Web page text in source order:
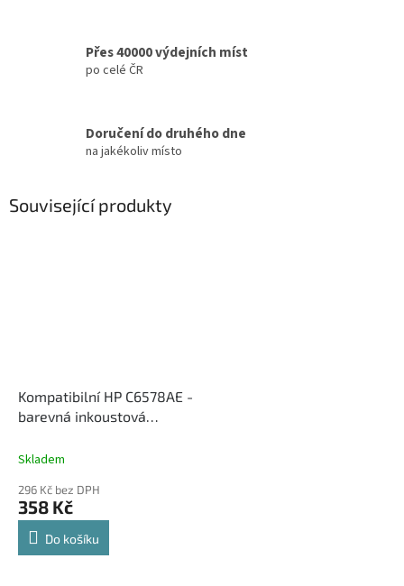
Přes 40000 výdejních míst
po celé ČR
Doručení do druhého dne
na jakékoliv místo
Související produkty
Kompatibilní HP C6578AE -
barevná inkoustová
Skladem
296 Kč bez DPH
358 Kč
Do košíku